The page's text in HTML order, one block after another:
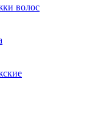
волос